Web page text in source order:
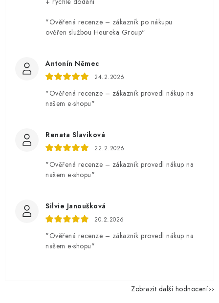
"Ověřená recenze – zákazník po nákupu
ověřen službou Heureka Group"
Antonín Němec
24.2.2026
"Ověřená recenze – zákazník provedl nákup na
našem e-shopu"
Renata Slavíková
22.2.2026
"Ověřená recenze – zákazník provedl nákup na
našem e-shopu"
Silvie Janoušková
20.2.2026
"Ověřená recenze – zákazník provedl nákup na
našem e-shopu"
Zobrazit další hodnocení